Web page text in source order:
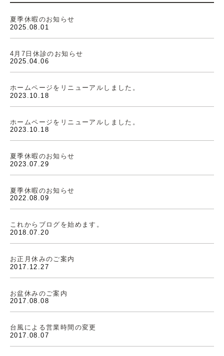
夏季休暇のお知らせ
2025.08.01
4月7日休診のお知らせ
2025.04.06
ホームページをリニューアルしました。
2023.10.18
ホームページをリニューアルしました。
2023.10.18
夏季休暇のお知らせ
2023.07.29
夏季休暇のお知らせ
2022.08.09
これからブログを始めます。
2018.07.20
お正月休みのご案内
2017.12.27
お盆休みのご案内
2017.08.08
台風による営業時間の変更
2017.08.07